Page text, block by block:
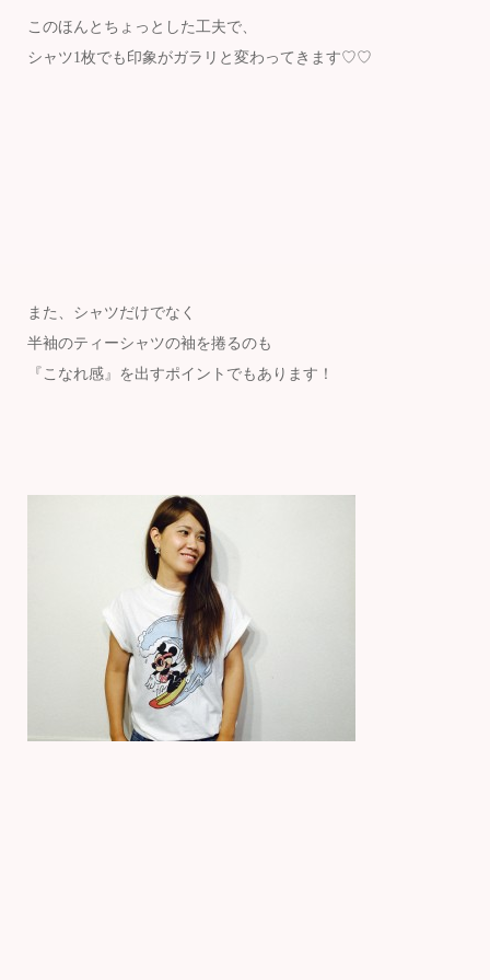
このほんとちょっとした工夫で、
シャツ1枚でも印象がガラリと変わってきます♡♡
また、シャツだけでなく
半袖のティーシャツの袖を捲るのも
『こなれ感』を出すポイントでもあります！